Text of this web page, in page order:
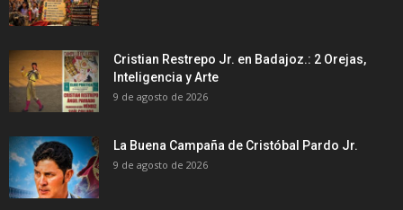
Cristian Restrepo Jr. en Badajoz.: 2 Orejas,
Inteligencia y Arte
9 de agosto de 2026
La Buena Campaña de Cristóbal Pardo Jr.
9 de agosto de 2026